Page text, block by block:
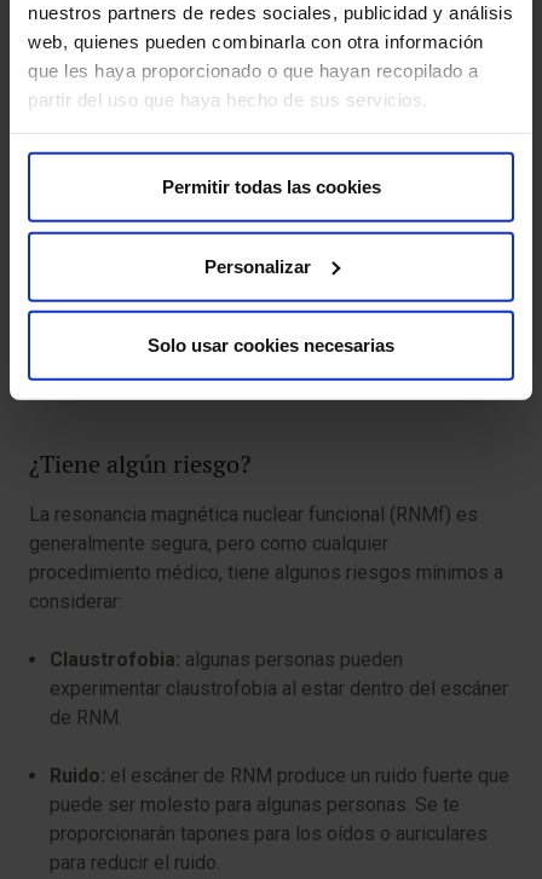
nuestros partners de redes sociales, publicidad y análisis
web, quienes pueden combinarla con otra información
que les haya proporcionado o que hayan recopilado a
partir del uso que haya hecho de sus servicios.
Permitir todas las cookies
Personalizar
Solo usar cookies necesarias
Informar sobre implantes metálicos: es crucial
informar al personal médico si tienes implantes
metálicos en el cuerpo, como marcapasos o implantes
Permanecer quieto:es importante que permanezcas
evitar que las imágenes se vean borrosas.
Sigue las instrucciones: sigue cuidadosamente las
molestia o efecto secundario que experimentes
después del procedimiento.
¿Tiene algún riesgo?
La resonancia magnética nuclear funcional (RNMf) es
generalmente segura, pero como cualquier
procedimiento médico, tiene algunos riesgos mínimos a
considerar:
Claustrofobia: algunas personas pueden
experimentar claustrofobia al estar dentro del escáner
de RNM.
Ruido: el escáner de RNM produce un ruido fuerte que
puede ser molesto para algunas personas. Se te
proporcionarán tapones para los oídos o auriculares
para reducir el ruido.